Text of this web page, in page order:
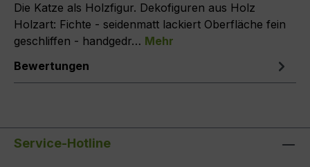
Die Katze als Holzfigur. Dekofiguren aus Holz
Holzart: Fichte - seidenmatt lackiert Oberfläche fein
geschliffen - handgedr… Mehr
Bewertungen
Service-Hotline